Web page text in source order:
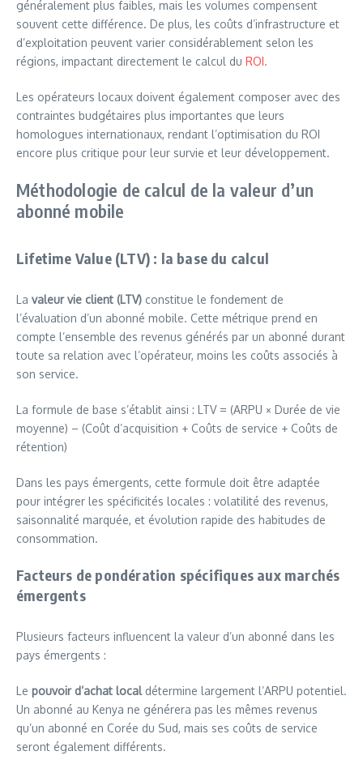
généralement plus faibles, mais les volumes compensent
souvent cette différence. De plus, les coûts d’infrastructure et
d’exploitation peuvent varier considérablement selon les
régions, impactant directement le calcul du ROI.
Les opérateurs locaux doivent également composer avec des
contraintes budgétaires plus importantes que leurs
homologues internationaux, rendant l’optimisation du ROI
encore plus critique pour leur survie et leur développement.
Méthodologie de calcul de la valeur d’un
abonné mobile
Lifetime Value (LTV) : la base du calcul
La valeur vie client (LTV) constitue le fondement de
l’évaluation d’un abonné mobile. Cette métrique prend en
compte l’ensemble des revenus générés par un abonné durant
toute sa relation avec l’opérateur, moins les coûts associés à
son service.
La formule de base s’établit ainsi : LTV = (ARPU × Durée de vie
moyenne) – (Coût d’acquisition + Coûts de service + Coûts de
rétention)
Dans les pays émergents, cette formule doit être adaptée
pour intégrer les spécificités locales : volatilité des revenus,
saisonnalité marquée, et évolution rapide des habitudes de
consommation.
Facteurs de pondération spécifiques aux marchés
émergents
Plusieurs facteurs influencent la valeur d’un abonné dans les
pays émergents :
Le pouvoir d’achat localdétermine largement l’ARPU potentiel.
Un abonné au Kenya ne générera pas les mêmes revenus
qu’un abonné en Corée du Sud, mais ses coûts de service
seront également différents.